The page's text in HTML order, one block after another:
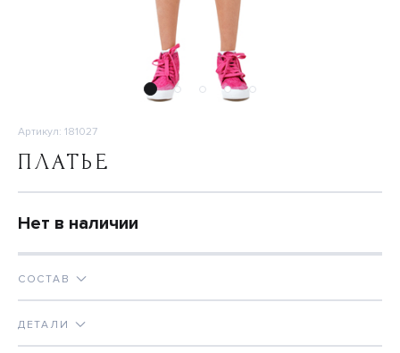
Артикул: 181027
ПЛАТЬЕ
Нет в наличии
СОСТАВ
ДЕТАЛИ